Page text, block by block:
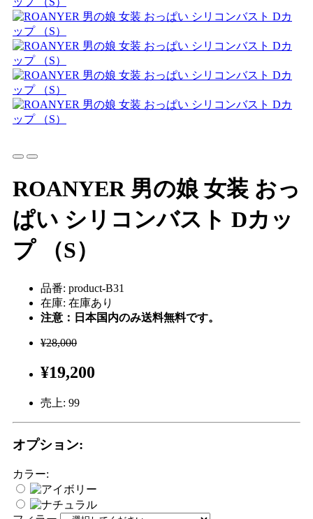
ROANYER 男の娘 女装 おっ
ぱい シリコンバスト Dカッ
プ （S）
品番: product-B31
在庫: 在庫あり
注意：日本国内のみ送料無料です。
¥28,000
¥19,200
売上: 99
オプション:
カラー: